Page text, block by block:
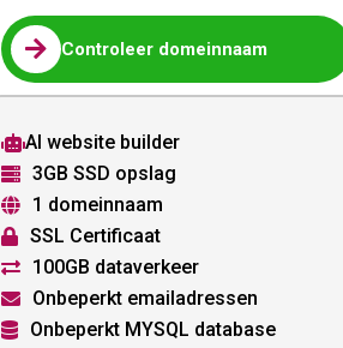
 Controleer domeinnaam
AI website builder
 3GB SSD opslag
 1 domeinnaam
 SSL Certificaat
 100GB dataverkeer
 Onbeperkt emailadressen
 Onbeperkt MYSQL database